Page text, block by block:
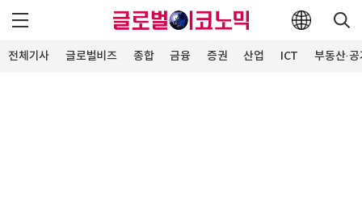
전체기사 글로벌비즈 종합 금융 증권 산업 ICT 부동산·